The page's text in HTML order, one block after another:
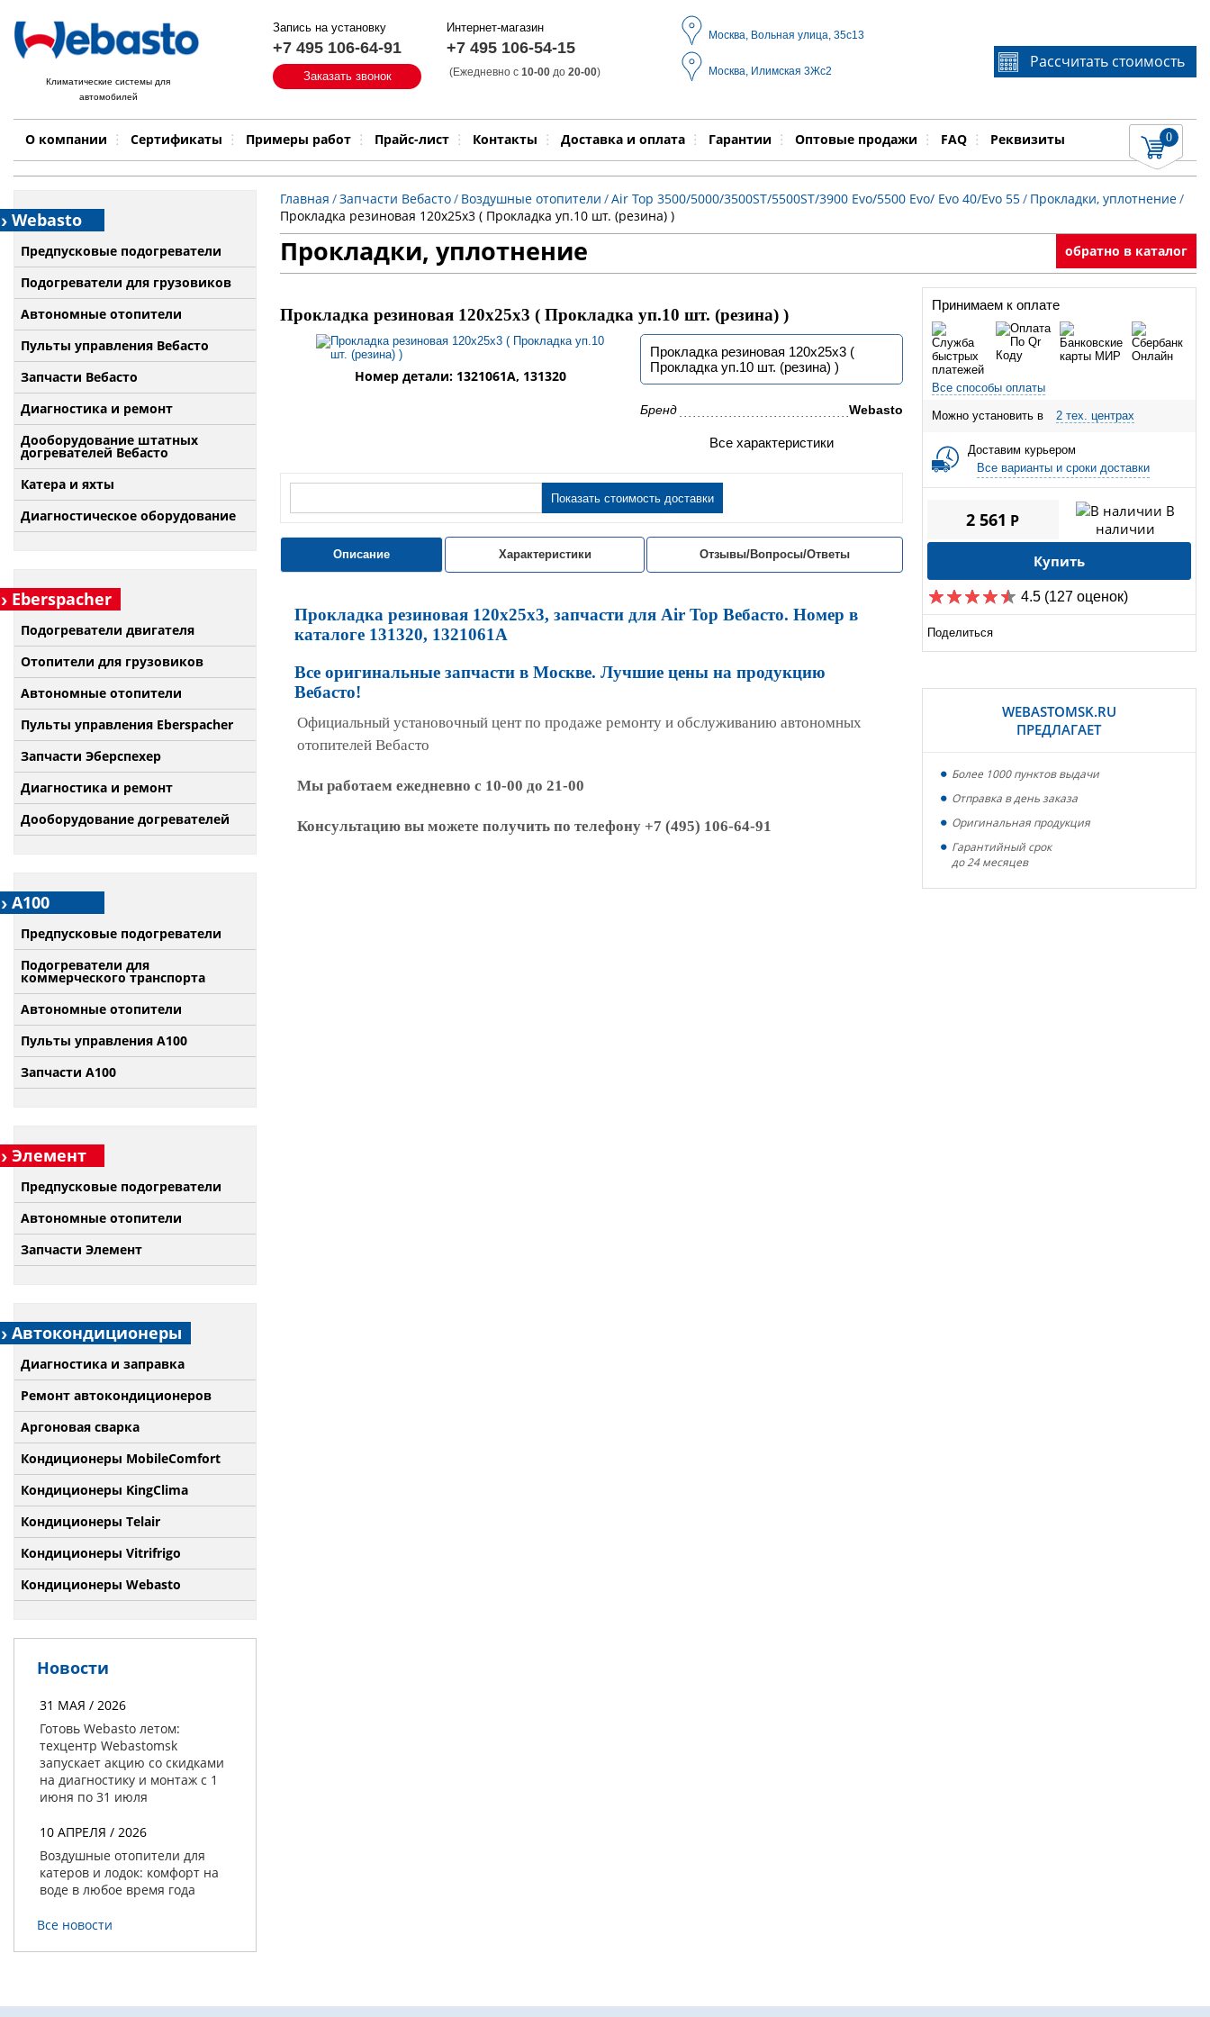
Климатические системы для
автомобилей
Запись на установку
+7 495 106-64-91
Заказать звонок
Интернет-магазин
+7 495 106-54-15
(Ежедневно с 10-00 до 20-00)
Москва, Вольная улица, 35с13
Москва, Илимская 3Жс2
Рассчитать стоимость
О компании Сертификаты Примеры работ Прайс-лист Контакты Доставка и оплата Гарантии Оптовые продажи FAQ Реквизиты 0
Быстрый поиск:
Если Вы не знаете идентификационный номер
запчасти, звоните по телефону+7 495 106-64-91, мы
Примеры работ Бренд Модель Выполняемые работы
Webasto
Предпусковые подогреватели
Подогреватели для грузовиков
Автономные отопители
Пульты управления Вебасто
Запчасти Вебасто
Диагностика и ремонт
Дооборудование штатных
догревателей Вебасто
Катера и яхты
Диагностическое оборудование
Eberspacher
Подогреватели двигателя
Отопители для грузовиков
Автономные отопители
Пульты управления Eberspacher
Запчасти Эберспехер
Диагностика и ремонт
Дооборудование догревателей
А100
Предпусковые подогреватели
Подогреватели для
коммерческого транспорта
Автономные отопители
Пульты управления A100
Запчасти А100
Элемент
Предпусковые подогреватели
Автономные отопители
Запчасти Элемент
Автокондиционеры
Диагностика и заправка
Ремонт автокондиционеров
Аргоновая сварка
Кондиционеры MobileComfort
Кондиционеры KingClima
Кондиционеры Telair
Кондиционеры Vitrifrigo
Кондиционеры Webasto
Новости
31 МАЯ / 2026
Готовь Webasto летом:
техцентр Webastomsk
запускает акцию со скидками
на диагностику и монтаж с 1
июня по 31 июля
10 АПРЕЛЯ / 2026
Воздушные отопители для
катеров и лодок: комфорт на
воде в любое время года
Все новости
Главная /Запчасти Вебасто/ Воздушные отопители /Air Top 3500/5000/3500ST/5500ST/3900 Evo/5500 Evo/ Evo 40/Evo 55/ Прокладки, уплотнение/
Прокладка резиновая 120х25х3 ( Прокладка уп.10 шт. (резина) )
обратно в каталог
Прокладки, уплотнение
Принимаем к оплате
Все способы оплаты
Можно установить в 2 тех. центрах
Доставим курьером
Все варианты и сроки доставки
2 561 P
В
наличии
Купить
4.5 (127 оценок)
Поделиться
WEBASTOMSK.RU
ПРЕДЛАГАЕТ
Более 1000 пунктов выдачи
Отправка в день заказа
Оригинальная продукция
Гарантийный срок
до 24 месяцев
Прокладка резиновая 120х25х3 ( Прокладка уп.10 шт. (резина) )
Номер детали: 1321061A, 131320
Прокладка резиновая 120х25х3 (
Прокладка уп.10 шт. (резина) )
Бренд Webasto
Все характеристики
Показать стоимость доставки
Описание Характеристики Отзывы/Вопросы/Ответы
Прокладка резиновая 120х25х3, запчасти для Air Top Вебасто. Номер в
каталоге 131320, 1321061A
Все оригинальные запчасти в Москве. Лучшие цены на продукцию
Вебасто!
Официальный установочный цент по продаже ремонту и обслуживанию автономных
отопителей Вебасто
Мы работаем ежедневно с 10-00 до 21-00
Консультацию вы можете получить по телефону +7 (495) 106-64-91